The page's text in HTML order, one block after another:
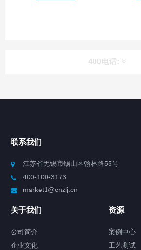
400电话:
制冷加热动态控温系统
Chiller气体控温系统
联系我们
江苏省无锡市锡山区翰林路55号
400-100-3173
market1@cnzlj.cn
关于我们
公司简介
企业文化
资源
案例中心
工艺测试